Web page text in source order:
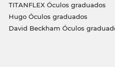
TITANFLEX Óculos graduados
Hugo Óculos graduados
David Beckham Óculos